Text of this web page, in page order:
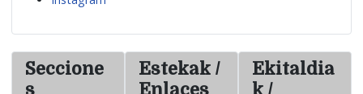
Seccione
s
Estekak /
Enlaces
Ekitaldia
k /